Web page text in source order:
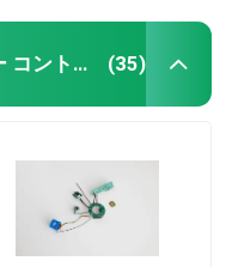
ブラシレス ドライブ モーター コントローラー (35)